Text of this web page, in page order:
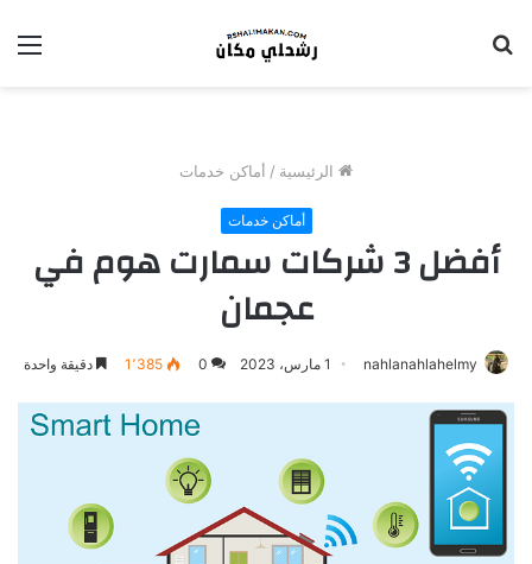
الرئيسية / أماكن خدمات
أماكن خدمات
أفضل 3 شركات سمارت هوم في
عجمان
nahlanahlahelmy 1 مارس، 2023 0 1٬385 دقيقة واحدة